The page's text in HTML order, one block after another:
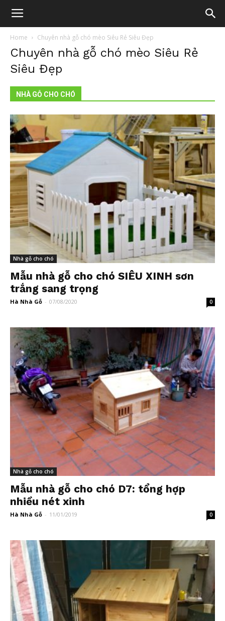
Home Chuyên nhà gỗ chó mèo Siêu Rẻ Siêu Đẹp
Chuyên nhà gỗ chó mèo Siêu Rẻ
Siêu Đẹp
NHÀ GỖ CHO CHÓ
Nhà gỗ cho chó
Mẫu nhà gỗ cho chó SIÊU XINH sơn
trắng sang trọng
Hà Nhà Gỗ - 07/08/2020 0
Nhà gỗ cho chó
Mẫu nhà gỗ cho chó D7: tổng hợp
nhiều nét xinh
Hà Nhà Gỗ - 11/01/2019 0